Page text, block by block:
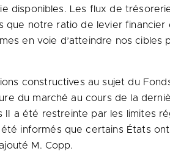
disponibles. Les flux de
que notre ratio de levier
en voie d’atteindre nos
constructives au sujet du
du marché au cours de la
II a été restreinte par les limites
informés que certains États
M. Copp.